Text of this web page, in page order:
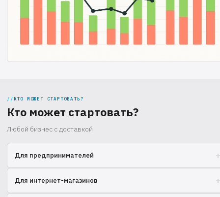
КТО МОЖЕТ СТАРТОВАТЬ?
Кто может стартовать?
Любой бизнес с доставкой
Для предпринимателей
Для интернет-магазинов